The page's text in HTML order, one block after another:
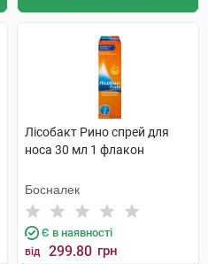
Лісобакт Рино спрей для
носа 30 мл 1 флакон
Босналек
Є в наявності
від 299.80 грн